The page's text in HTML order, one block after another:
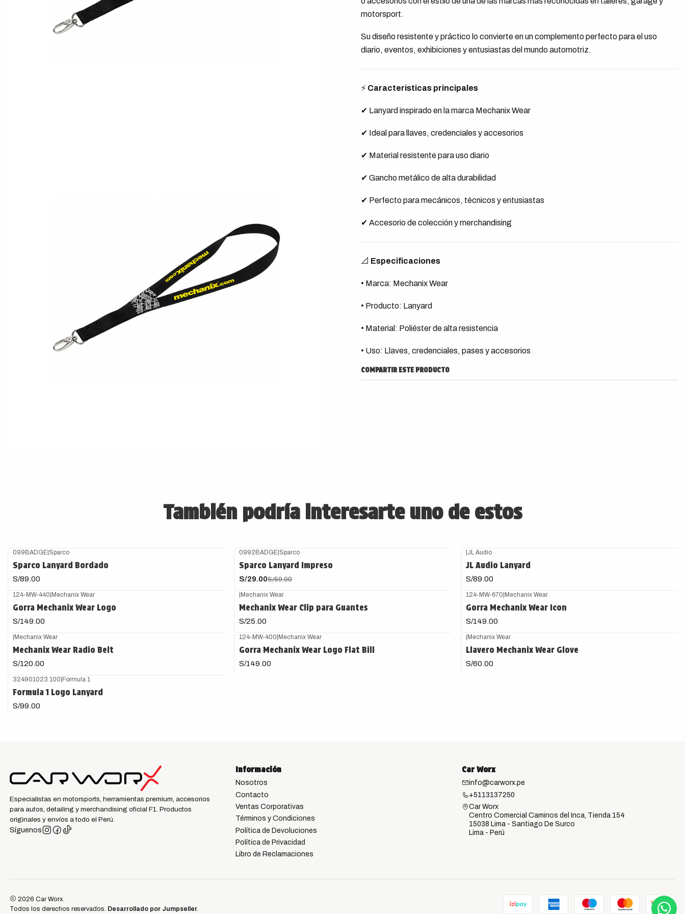
motorsport.
Su diseño resistente y práctico lo convierte en un complemento perfecto para el uso
diario, eventos, exhibiciones y entusiastas del mundo automotriz.
⚡ Características principales
✔ Lanyard inspirado en la marca Mechanix Wear
✔ Ideal para llaves, credenciales y accesorios
✔ Material resistente para uso diario
✔ Gancho metálico de alta durabilidad
✔ Perfecto para mecánicos, técnicos y entusiastas
✔ Accesorio de colección y merchandising
📐 Especificaciones
• Marca: Mechanix Wear
• Producto: Lanyard
• Material: Poliéster de alta resistencia
• Uso: Llaves, credenciales, pases y accesorios
COMPARTIR ESTE PRODUCTO
También podría interesarte uno de estos
099BADGE|Sparco
Sparco Lanyard Bordado
S/89.00
0992BADGE|Sparco
Sparco Lanyard Impreso
S/29.00S/59.00
|JL Audio
JL Audio Lanyard
S/89.00
124-MW-440|Mechanix Wear
Gorra Mechanix Wear Logo
S/149.00
|Mechanix Wear
Mechanix Wear Clip para Guantes
S/25.00
124-MW-670|Mechanix Wear
Gorra Mechanix Wear Icon
S/149.00
|Mechanix Wear
Mechanix Wear Radio Belt
S/120.00
124-MW-400|Mechanix Wear
Gorra Mechanix Wear Logo Flat Bill
S/149.00
|Mechanix Wear
Llavero Mechanix Wear Glove
S/60.00
324901023 100|Formula 1
Formula 1 Logo Lanyard
S/99.00
Especialistas en motorsports, herramientas premium, accesorios
para autos, detailing y merchandising oficial F1. Productos
originales y envíos a todo el Perú.
Síguenos
Información
Nosotros
Contacto
Ventas Corporativas
Términos y Condiciones
Política de Devoluciones
Política de Privacidad
Libro de Reclamaciones
Car Worx
info@carworx.pe
+5113137250
Car Worx
Centro Comercial Caminos del Inca, Tienda 154
15038 Lima - Santiago De Surco
Lima - Perú
2026 Car Worx.
Todos los derechos reservados. Desarrollado por Jumpseller.